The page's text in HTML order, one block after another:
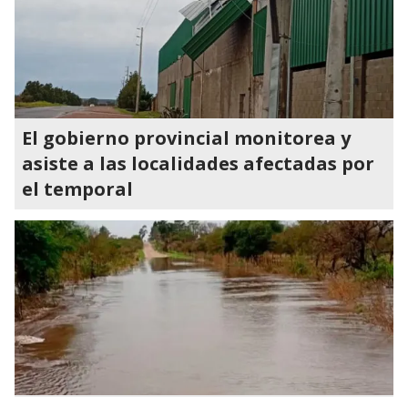
El gobierno provincial monitorea y
asiste a las localidades afectadas por
el temporal